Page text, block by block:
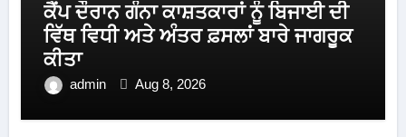
ਕੈਂਪ ਦੌਰਾਨ ਗੰਨਾ ਕਾਸ਼ਤਕਾਰਾਂ ਨੂੰ ਬਿਜਾਈ ਦੀ
ਵਿੱਥ ਵਿਧੀ ਅਤੇ ਅੰਤਰ ਫ਼ਸਲਾਂ ਬਾਰੇ ਜਾਗਰੂਕ
ਕੀਤਾ
admin Aug 8, 2026